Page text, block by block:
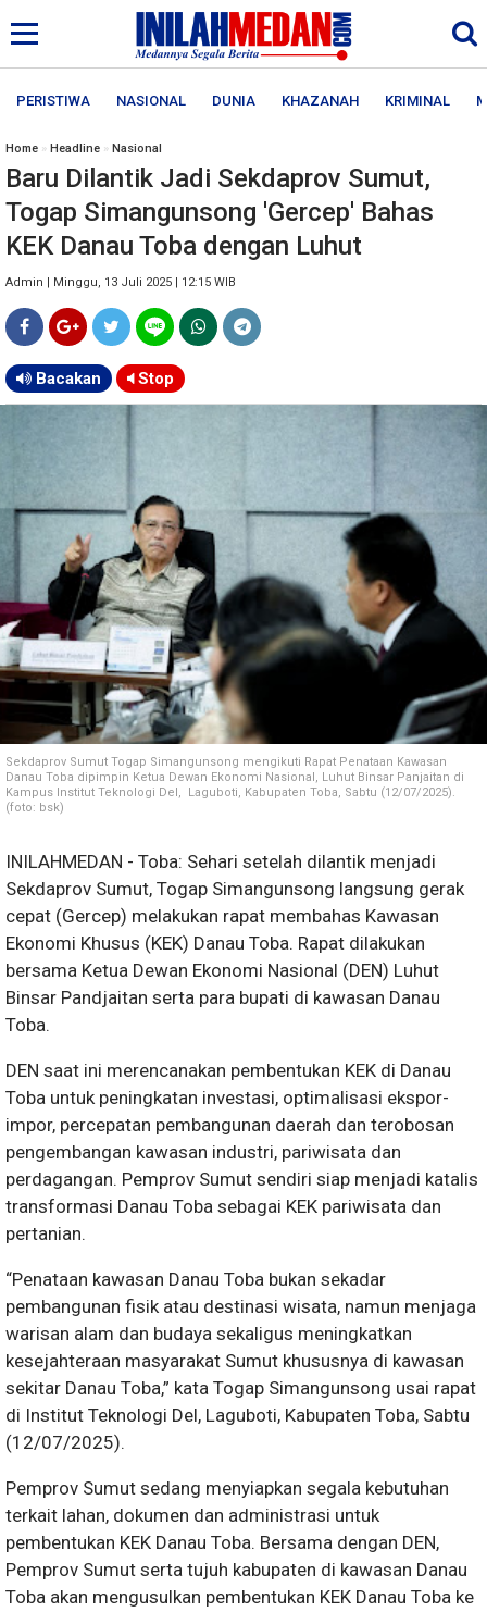
PERISTIWA NASIONAL DUNIA KHAZANAH KRIMINAL
Home » Headline » Nasional
Baru Dilantik Jadi Sekdaprov Sumut,
Togap Simangunsong 'Gercep' Bahas
KEK Danau Toba dengan Luhut
Admin | Minggu, 13 Juli 2025 | 12:15 WIB
Bacakan Stop
Sekdaprov Sumut Togap Simangunsong mengikuti Rapat Penataan Kawasan
Danau Toba dipimpin Ketua Dewan Ekonomi Nasional, Luhut Binsar Panjaitan di
Kampus Institut Teknologi Del, Laguboti, Kabupaten Toba, Sabtu (12/07/2025).
(foto: bsk)
INILAHMEDAN - Toba: Sehari setelah dilantik menjadi
Sekdaprov Sumut, Togap Simangunsong langsung gerak
cepat (Gercep) melakukan rapat membahas Kawasan
Ekonomi Khusus (KEK) Danau Toba. Rapat dilakukan
bersama Ketua Dewan Ekonomi Nasional (DEN) Luhut
Binsar Pandjaitan serta para bupati di kawasan Danau
Toba.
DEN saat ini merencanakan pembentukan KEK di Danau
Toba untuk peningkatan investasi, optimalisasi ekspor-
impor, percepatan pembangunan daerah dan terobosan
pengembangan kawasan industri, pariwisata dan
perdagangan. Pemprov Sumut sendiri siap menjadi katalis
transformasi Danau Toba sebagai KEK pariwisata dan
pertanian.
“Penataan kawasan Danau Toba bukan sekadar
pembangunan fisik atau destinasi wisata, namun menjaga
warisan alam dan budaya sekaligus meningkatkan
kesejahteraan masyarakat Sumut khususnya di kawasan
sekitar Danau Toba,” kata Togap Simangunsong usai rapat
di Institut Teknologi Del, Laguboti, Kabupaten Toba, Sabtu
(12/07/2025).
Pemprov Sumut sedang menyiapkan segala kebutuhan
terkait lahan, dokumen dan administrasi untuk
pembentukan KEK Danau Toba. Bersama dengan DEN,
Pemprov Sumut serta tujuh kabupaten di kawasan Danau
Toba akan mengusulkan pembentukan KEK Danau Toba ke